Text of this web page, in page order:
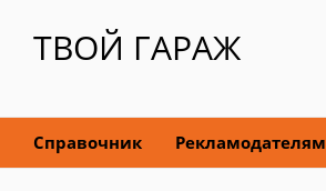
ТВОЙ ГАРАЖ
Справочник Рекламодателям